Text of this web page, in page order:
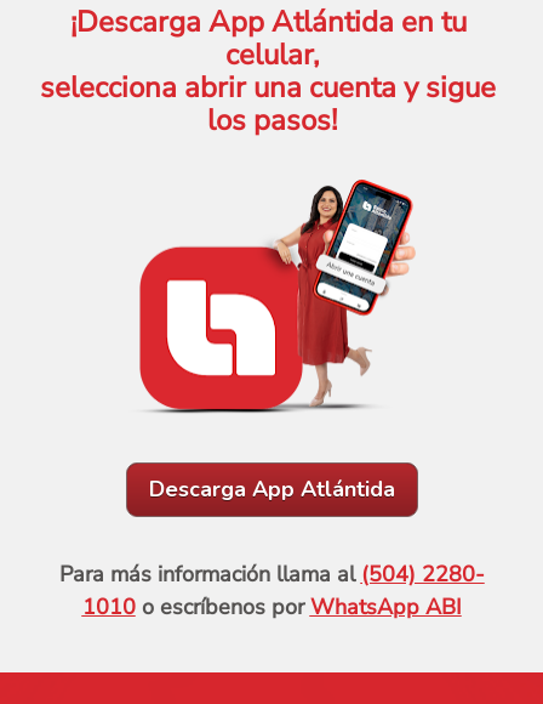
¡Descarga App Atlántida en tu
celular,
selecciona abrir una cuenta y sigue
los pasos!
Descarga App Atlántida
Para más información llama al (504) 2280-
1010 o escríbenos por WhatsApp ABI